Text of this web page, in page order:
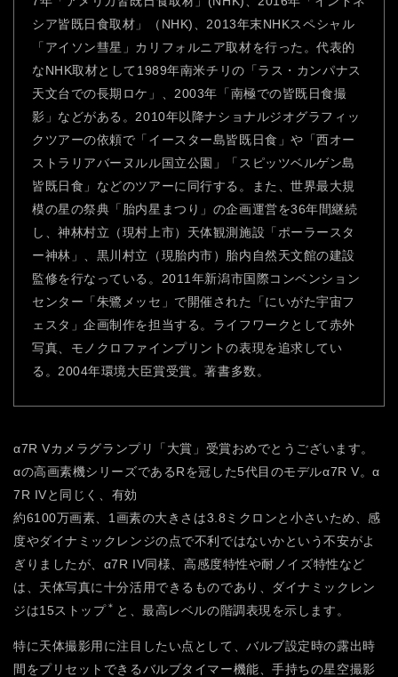
シア皆既日食取材」（NHK)、2013年末NHKスペシャル
「アイソン彗星」カリフォルニア取材を行った。代表的
なNHK取材として1989年南米チリの「ラス・カンパナス
天文台での長期ロケ」、2003年「南極での皆既日食撮
影」などがある。2010年以降ナショナルジオグラフィッ
クツアーの依頼で「イースター島皆既日食」や「西オー
ストラリアバーヌルル国立公園」「スピッツベルゲン島
皆既日食」などのツアーに同行する。また、世界最大規
模の星の祭典「胎内星まつり」の企画運営を36年間継続
し、神林村立（現村上市）天体観測施設「ポーラースタ
ー神林」、黒川村立（現胎内市）胎内自然天文館の建設
監修を行なっている。2011年新潟市国際コンベンション
センター「朱鷺メッセ」で開催された「にいがた宇宙フ
ェスタ」企画制作を担当する。ライフワークとして赤外
写真、モノクロファインプリントの表現を追求してい
る。2004年環境大臣賞受賞。著書多数。
α7R Vカメラグランプリ「大賞」受賞おめでとうございます。
αの高画素機シリーズであるRを冠した5代目のモデルα7R V。α
7R IVと同じく、有効
約6100万画素、1画素の大きさは3.8ミクロンと小さいため、感
度やダイナミックレンジの点で不利ではないかという不安がよ
ぎりましたが、α7R IV同様、高感度特性や耐ノイズ特性など
は、天体写真に十分活用できるものであり、ダイナミックレン
ジは15ストップ＊ と、最高レベルの階調表現を示します。
特に天体撮影用に注目したい点として、バルブ設定時の露出時
間をプリセットできるバルブタイマー機能、手持ちの星空撮影